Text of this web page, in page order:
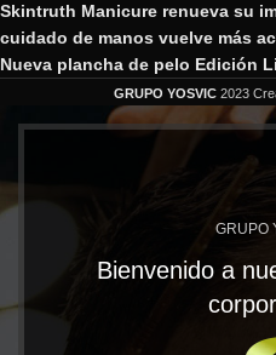
Skintruth Manicure renueva su
cuidado de manos vuelve más
Nueva plancha de pelo Edición
GRUPO YOSVIC 2023
GRUPO
Bienvenido a